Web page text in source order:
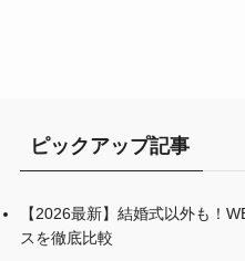
ピックアップ記事
【2026最新】結婚式以外も！
スを徹底比較